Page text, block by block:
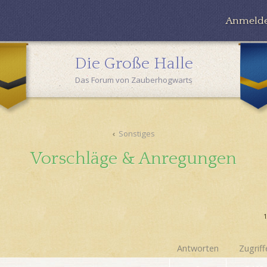
Die Große Halle
Das Forum von Zauberhogwarts
Sonstiges
Vorschläge & Anregungen
Antworten